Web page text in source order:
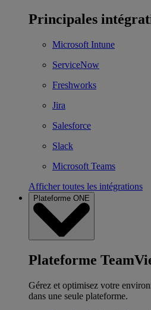
Principales
Microsoft Intune
ServiceNow
Freshworks
Jira
Salesforce
Slack
Microsoft Teams
Afficher toutes les intégrations
Plateforme ONE
Plateforme
Gérez et optimisez votre
dans une seule plateforme.